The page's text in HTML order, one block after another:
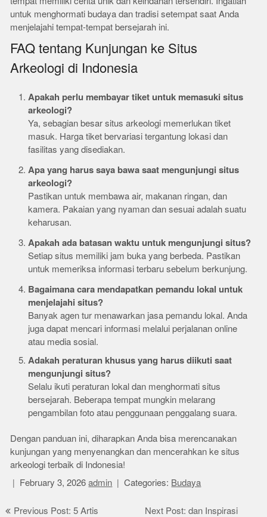
untuk menghormati budaya dan tradisi setempat saat Anda
menjelajahi tempat-tempat bersejarah ini.
FAQ tentang Kunjungan ke Situs
Arkeologi di Indonesia
Apakah perlu membayar tiket untuk memasuki situs
arkeologi?
Ya, sebagian besar situs arkeologi memerlukan tiket
masuk. Harga tiket bervariasi tergantung lokasi dan
fasilitas yang disediakan.
Apa yang harus saya bawa saat mengunjungi situs
arkeologi?
Pastikan untuk membawa air, makanan ringan, dan
kamera. Pakaian yang nyaman dan sesuai adalah suatu
keharusan.
Apakah ada batasan waktu untuk mengunjungi situs?
Setiap situs memiliki jam buka yang berbeda. Pastikan
untuk memeriksa informasi terbaru sebelum berkunjung.
Bagaimana cara mendapatkan pemandu lokal untuk
menjelajahi situs?
Banyak agen tur menawarkan jasa pemandu lokal. Anda
juga dapat mencari informasi melalui perjalanan online
atau media sosial.
Adakah peraturan khusus yang harus diikuti saat
mengunjungi situs?
Selalu ikuti peraturan lokal dan menghormati situs
bersejarah. Beberapa tempat mungkin melarang
pengambilan foto atau penggunaan penggalang suara.
Dengan panduan ini, diharapkan Anda bisa merencanakan
kunjungan yang menyenangkan dan mencerahkan ke situs
arkeologi terbaik di Indonesia!
February 3, 2026 admin Categories: Budaya
Post
Previous Post: 5 Artis
Next Post: dan Inspirasi